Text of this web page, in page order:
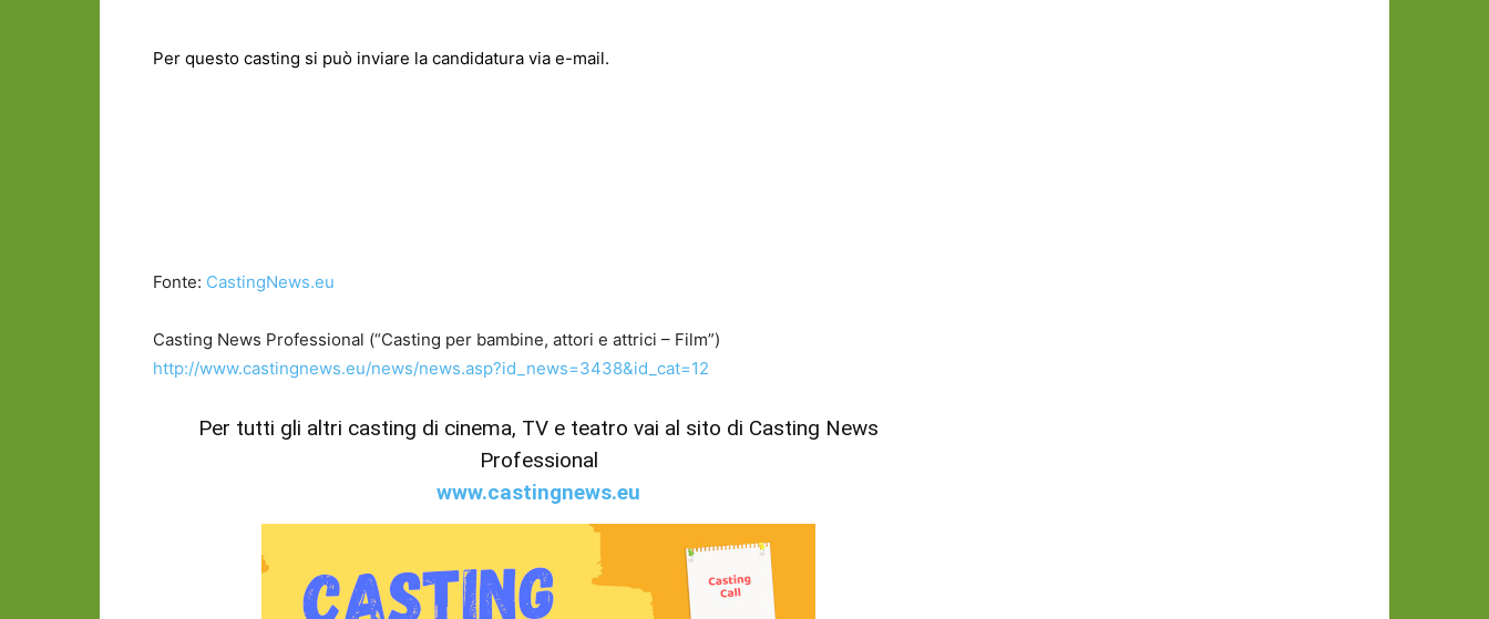
Per questo casting si può inviare la candidatura via e-mail.
Fonte: CastingNews.eu
Casting News Professional (“Casting per bambine, attori e attrici – Film”)
http://www.castingnews.eu/news/news.asp?id_news=3438&id_cat=12
Per tutti gli altri casting di cinema, TV e teatro vai al sito di Casting News
Professional
www.castingnews.eu